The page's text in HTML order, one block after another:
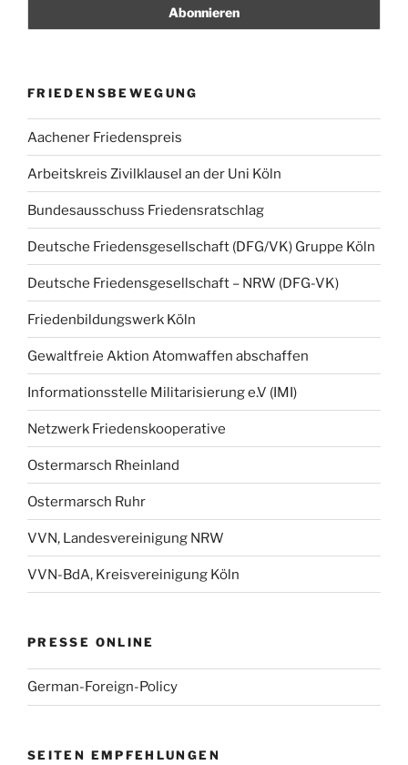
FRIEDENSBEWEGUNG
Aachener Friedenspreis
Arbeitskreis Zivilklausel an der Uni Köln
Bundesausschuss Friedensratschlag
Deutsche Friedensgesellschaft (DFG/VK) Gruppe Köln
Deutsche Friedensgesellschaft – NRW (DFG-VK)
Friedenbildungswerk Köln
Gewaltfreie Aktion Atomwaffen abschaffen
Informationsstelle Militarisierung e.V (IMI)
Netzwerk Friedenskooperative
Ostermarsch Rheinland
Ostermarsch Ruhr
VVN, Landesvereinigung NRW
VVN-BdA, Kreisvereinigung Köln
PRESSE ONLINE
German-Foreign-Policy
SEITEN EMPFEHLUNGEN